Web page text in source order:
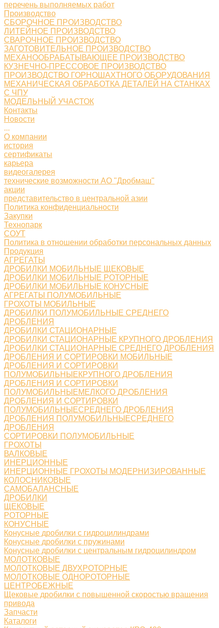
перечень выполняемых работ
Производство
СБОРОЧНОЕ ПРОИЗВОДСТВО
ЛИТЕЙНОЕ ПРОИЗВОДСТВО
СВАРОЧНОЕ ПРОИЗВОДСТВО
ЗАГОТОВИТЕЛЬНОЕ ПРОИЗВОДСТВО
МЕХАНООБРАБАТЫВАЮЩЕЕ ПРОИЗВОДСТВО
КУЗНЕЧНО-ПРЕССОВОЕ ПРОИЗВОДСТВО
ПРОИЗВОДСТВО ГОРНОШАХТНОГО ОБОРУДОВАНИЯ
МЕХАНИЧЕСКАЯ ОБРАБОТКА ДЕТАЛЕЙ НА СТАНКАХ
С ЧПУ
МОДЕЛЬНЫЙ УЧАСТОК
Контакты
Новости
...
О компании
история
сертификаты
карьера
видеогалерея
технические возможности АО "Дробмаш"
акции
представительство в центральной азии
Политика конфиденциальности
Закупки
Технопарк
СОУТ
Политика в отношении обработки персональных данных
Продукция
АГРЕГАТЫ
ДРОБИЛКИ МОБИЛЬНЫЕ ЩЕКОВЫЕ
ДРОБИЛКИ МОБИЛЬНЫЕ РОТОРНЫЕ
ДРОБИЛКИ МОБИЛЬНЫЕ КОНУСНЫЕ
АГРЕГАТЫ ПОЛУМОБИЛЬНЫЕ
ГРОХОТЫ МОБИЛЬНЫЕ
ДРОБИЛКИ ПОЛУМОБИЛЬНЫЕ СРЕДНЕГО
ДРОБЛЕНИЯ
ДРОБИЛКИ СТАЦИОНАРНЫЕ
ДРОБИЛКИ СТАЦИОНАРНЫЕ КРУПНОГО ДРОБЛЕНИЯ
ДРОБИЛКИ СТАЦИОНАРНЫЕ СРЕДНЕГО ДРОБЛЕНИЯ
ДРОБЛЕНИЯ И СОРТИРОВКИ МОБИЛЬНЫЕ
ДРОБЛЕНИЯ И СОРТИРОВКИ
ПОЛУМОБИЛЬНЫЕКРУПНОГО ДРОБЛЕНИЯ
ДРОБЛЕНИЯ И СОРТИРОВКИ
ПОЛУМОБИЛЬНЫЕМЕЛКОГО ДРОБЛЕНИЯ
ДРОБЛЕНИЯ И СОРТИРОВКИ
ПОЛУМОБИЛЬНЫЕСРЕДНЕГО ДРОБЛЕНИЯ
ДРОБЛЕНИЯ ПОЛУМОБИЛЬНЫЕСРЕДНЕГО
ДРОБЛЕНИЯ
СОРТИРОВКИ ПОЛУМОБИЛЬНЫЕ
ГРОХОТЫ
ВАЛКОВЫЕ
ИНЕРЦИОННЫЕ
ИНЕРЦИОННЫЕ ГРОХОТЫ МОДЕРНИЗИРОВАННЫЕ
КОЛОСНИКОВЫЕ
САМОБАЛАНСНЫЕ
ДРОБИЛКИ
ЩЕКОВЫЕ
РОТОРНЫЕ
КОНУСНЫЕ
Конусные дробилки с гидроцилиндрами
Конусные дробилки с пружинами
Конусные дробилки с центральным гидроцилиндром
МОЛОТКОВЫЕ
МОЛОТКОВЫЕ ДВУХРОТОРНЫЕ
МОЛОТКОВЫЕ ОДНОРОТОРНЫЕ
ЦЕНТРОБЕЖНЫЕ
Щековые дробилки с повышенной скоростью вращения
привода
Запчасти
Каталоги